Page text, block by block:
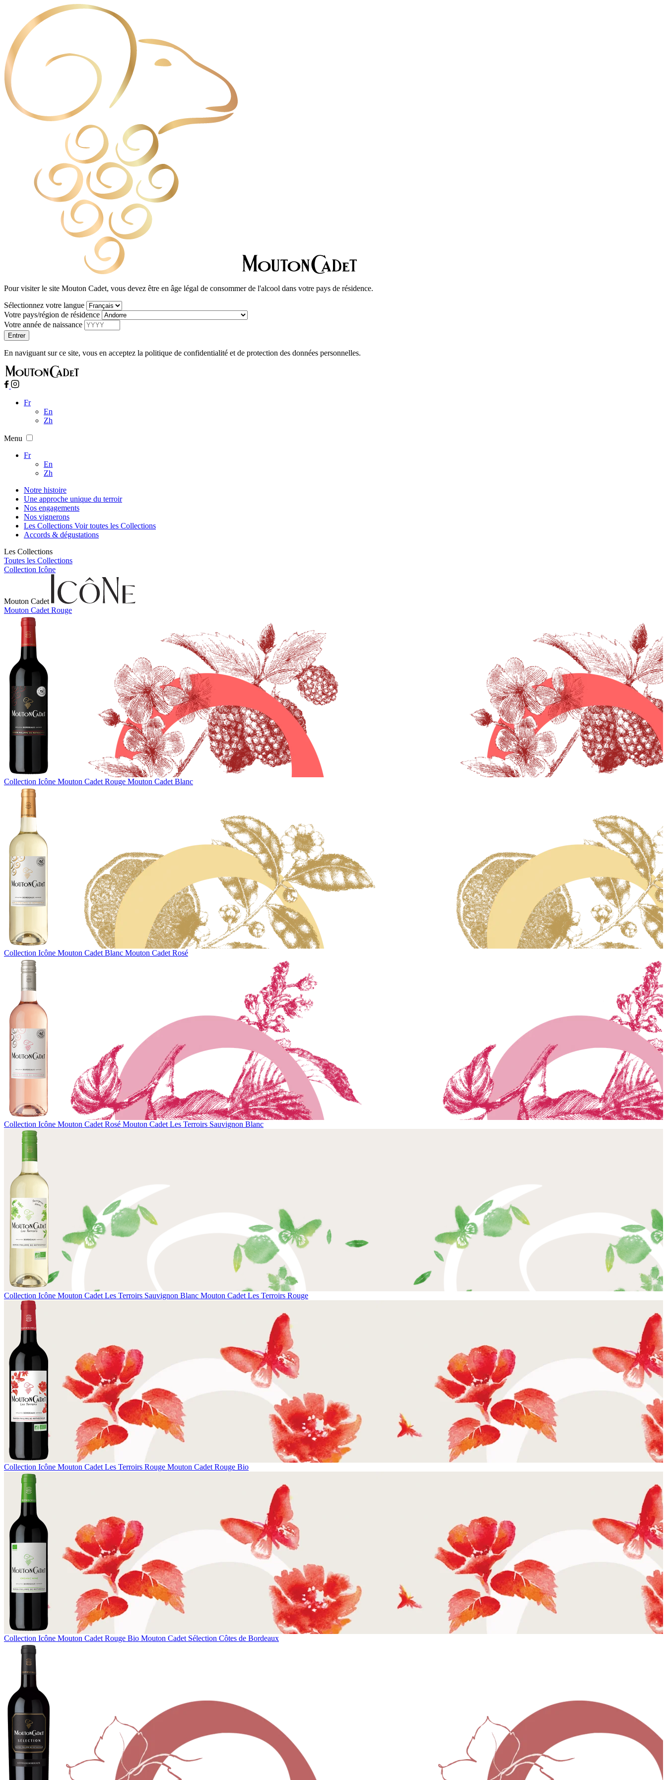
Pour visiter le site Mouton Cadet, vous devez être en âge légal de consommer de l'alcool dans votre pays de résidence.
Sélectionnez votre langue
Votre pays/région de résidence
Votre année de naissance
En naviguant sur ce site, vous en acceptez la politique de confidentialité et de protection des données personnelles.
Fr
En
Zh
Menu
Fr
En
Zh
Notre histoire
Une approche unique du terroir
Nos engagements
Nos vignerons
Les Collections Voir toutes les Collections
Accords & dégustations
Les Collections
Toutes les Collections
Collection Icône
Mouton Cadet
Mouton Cadet Rouge
Collection Icône Mouton Cadet Rouge Mouton Cadet Blanc
Collection Icône Mouton Cadet Blanc Mouton Cadet Rosé
Collection Icône Mouton Cadet Rosé Mouton Cadet Les Terroirs Sauvignon Blanc
Collection Icône Mouton Cadet Les Terroirs Sauvignon Blanc Mouton Cadet Les Terroirs Rouge
Collection Icône Mouton Cadet Les Terroirs Rouge Mouton Cadet Rouge Bio
Collection Icône Mouton Cadet Rouge Bio Mouton Cadet Sélection Côtes de Bordeaux
Panneau de gestion des cookies